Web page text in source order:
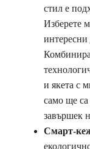
стил е
Изберете
и якета с
само ще
завършек
Смарт-